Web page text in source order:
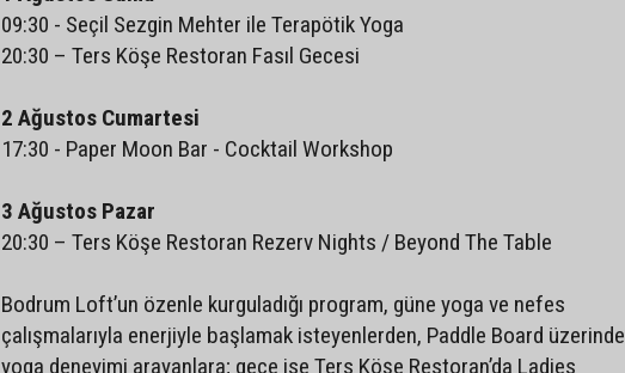
09:30 - Seçil Sezgin Mehter ile Terapötik Yoga
20:30 – Ters Köşe Restoran Fasıl Gecesi
2 Ağustos Cumartesi
17:30 - Paper Moon Bar - Cocktail Workshop
3 Ağustos Pazar
20:30 – Ters Köşe Restoran Rezerv Nights / Beyond The Table
Bodrum Loft’un özenle kurguladığı program, güne yoga ve nefes
çalışmalarıyla enerjiyle başlamak isteyenlerden, Paddle Board üzerinde
yoga deneyimi arayanlara; gece ise Ters Köşe Restoran’da Ladies